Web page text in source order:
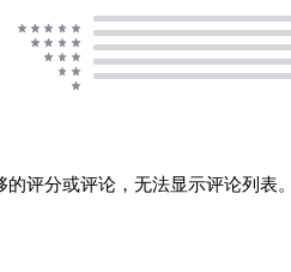
的评分或评论，无法显示评论列表